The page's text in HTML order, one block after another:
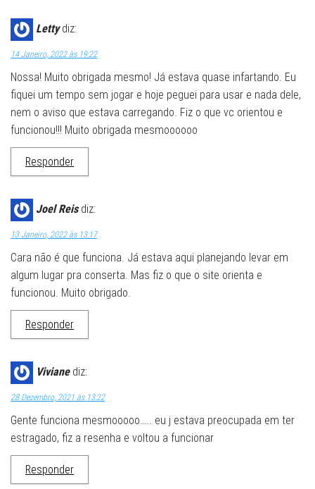
Letty diz:
14 Janeiro, 2022 às 19:22
Nossa! Muito obrigada mesmo! Já estava quase infartando. Eu
fiquei um tempo sem jogar e hoje peguei para usar e nada dele,
nem o aviso que estava carregando. Fiz o que vc orientou e
funcionou!!! Muito obrigada mesmoooooo
Responder
Joel Reis diz:
13 Janeiro, 2022 às 13:17
Cara não é que funciona. Já estava aqui planejando levar em
algum lugar pra conserta. Mas fiz o que o site orienta e
funcionou. Muito obrigado.
Responder
Viviane diz:
28 Dezembro, 2021 às 13:22
Gente funciona mesmooooo….. eu j estava preocupada em ter
estragado, fiz a resenha e voltou a funcionar
Responder